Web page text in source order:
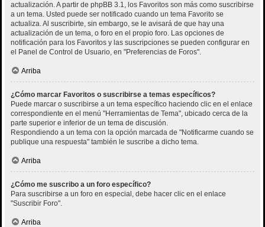
actualización. A partir de phpBB 3.1, los Favoritos son más como suscribirse
a un tema. Usted puede ser notificado cuando un tema Favorito se
actualiza. Al suscribirte, sin embargo, se le avisará de que hay una
actualización de un tema, o foro en el propio foro. Las opciones de
notificación para los Favoritos y las suscripciones se pueden configurar en
el Panel de Control de Usuario, en "Preferencias de Foros".
Arriba
¿Cómo marcar Favoritos o suscribirse a temas específicos?
Puede marcar o suscribirse a un tema específico haciendo clic en el enlace
correspondiente en el menú "Herramientas de Tema", ubicado cerca de la
parte superior e inferior de un tema de discusión.
Respondiendo a un tema con la opción marcada de "Notificarme cuando se
publique una respuesta" también le suscribe a dicho tema.
Arriba
¿Cómo me suscribo a un foro específico?
Para suscribirse a un foro en especial, debe hacer clic en el enlace
"Suscribir Foro".
Arriba